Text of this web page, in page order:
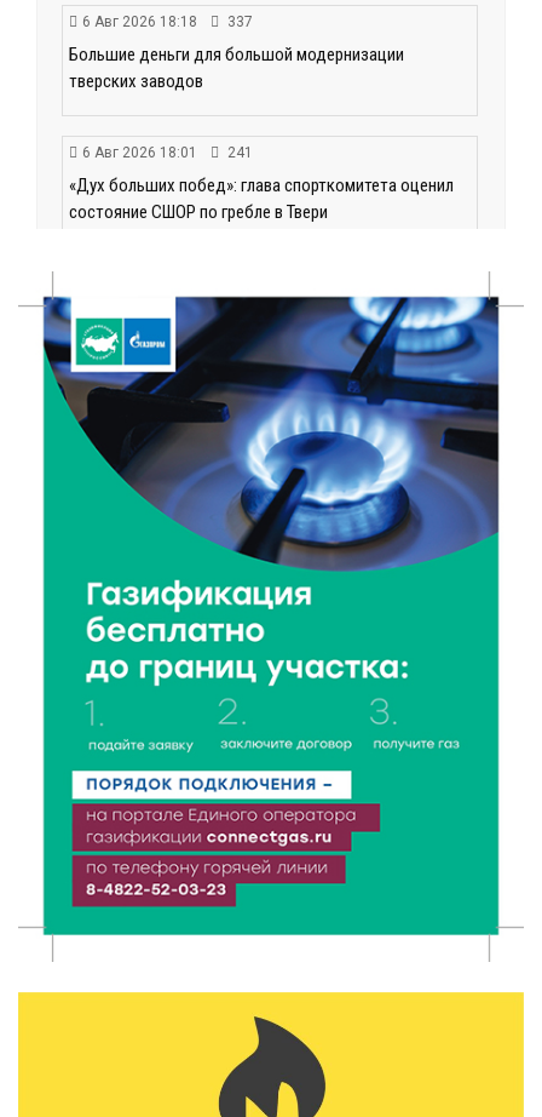
6 Авг 2026 18:18 337
Большие деньги для большой модернизации
тверских заводов
6 Авг 2026 18:01 241
«Дух больших побед»: глава спорткомитета оценил
состояние СШОР по гребле в Твери
День рождения Светофора: в детском саду № 6
прошел необычный урок безопасности
6 Авг 2026 16:41 471
В Твери пройдёт дополнительный день приёма в
колледжи
281
Исследование: ежемесячная смена категорий
кешбэка создает волны спроса
6 Авг 2026 16:28 432
Тверские «Романтики» покорили Витебск своей
хореографией
6 Авг 2026 16:08 519
Виталий Королев наградил строителей и
анонсировал новые проекты
6 Авг 2026 16:02 232
Калининские футболисты представят Тверскую
область на всероссийском марафоне «Земля